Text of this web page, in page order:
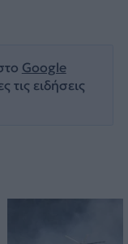
Google
τις ειδήσεις